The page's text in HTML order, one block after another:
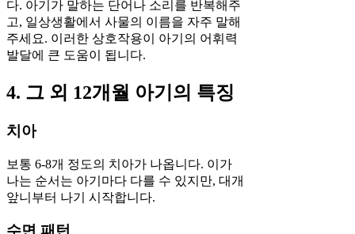
다. 아기가 말하는 단어나 소리를 반복해주
고, 일상생활에서 사물의 이름을 자주 말해
주세요. 이러한 상호작용이 아기의 어휘력
발달에 큰 도움이 됩니다.
4. 그 외 12개월 아기의 특징
치아
보통 6-8개 정도의 치아가 나옵니다. 이가
나는 순서는 아기마다 다를 수 있지만, 대개
앞니부터 나기 시작합니다.